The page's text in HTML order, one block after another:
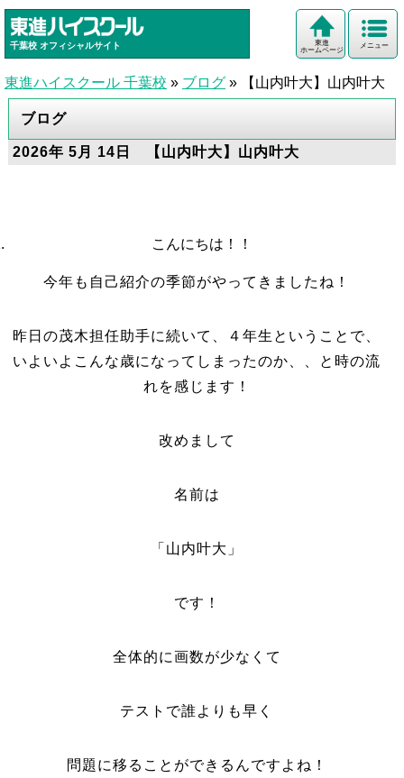
千葉校 オフィシャルサイト メニュー
東進
ホームページ
東進ハイスクール 千葉校 » ブログ » 【山内叶大】山内叶大
ブログ
2026年 5月 14日 【山内叶大】山内叶大
こんにちは！！
今年も自己紹介の季節がやってきましたね！
昨日の茂木担任助手に続いて、４年生ということで、
いよいよこんな歳になってしまったのか、、と時の流
れを感じます！
改めまして
名前は
「山内叶大」
です！
全体的に画数が少なくて
テストで誰よりも早く
問題に移ることができるんですよね！